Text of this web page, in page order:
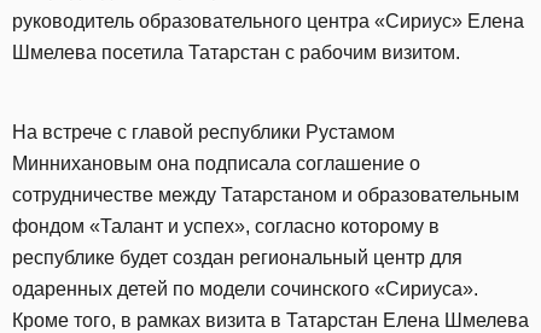
руководитель образовательного центра «Сириус» Елена
Шмелева посетила Татарстан с рабочим визитом.
На встрече с главой республики Рустамом
Миннихановым она подписала соглашение о
сотрудничестве между Татарстаном и образовательным
фондом «Талант и успех», согласно которому в
республике будет создан региональный центр для
одаренных детей по модели сочинского «Сириуса».
Кроме того, в рамках визита в Татарстан Елена Шмелева